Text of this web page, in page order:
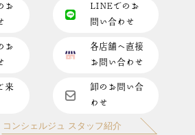
お
LINEでのお
問い合わせ
お
各店舗へ直接
お問い合わせ
来
卸のお問い合
わせ
コンシェルジュ スタッフ紹介